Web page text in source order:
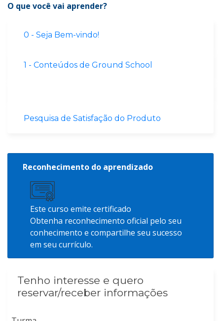
O que você vai aprender?
0 - Seja Bem-vindo!
1 - Conteúdos de Ground School
Pesquisa de Satisfação do Produto
Reconhecimento do aprendizado
Este curso emite certificado
Obtenha reconhecimento oficial pelo seu
conhecimento e compartilhe seu sucesso
em seu currículo.
Tenho interesse e quero
reservar/receber informações